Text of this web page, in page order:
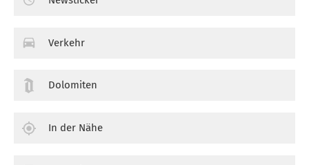
Verkehr
Dolomiten
In der Nähe